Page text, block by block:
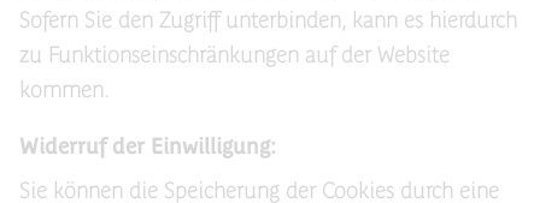
Sofern Sie den Zugriff unterbinden, kann es hierdurch
zu Funktionseinschränkungen auf der Website
kommen.
Widerruf der Einwilligung:
Sie können die Speicherung der Cookies durch eine